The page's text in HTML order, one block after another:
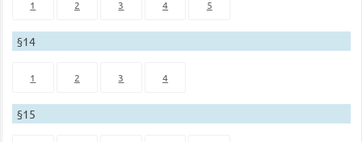
1 2 3 4 5
§14
1 2 3 4
§15